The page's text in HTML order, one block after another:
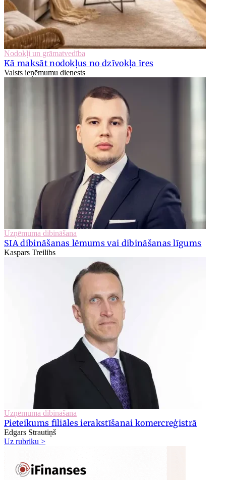
Nodokļi un grāmatvedība
Kā maksāt nodokļus no dzīvokļa īres
Valsts ieņēmumu dienests
Uzņēmuma dibināšana
SIA dibināšanas lēmums vai dibināšanas līgums
Kaspars Treilibs
Uzņēmuma dibināšana
Pieteikums filiāles ierakstīšanai komercreģistrā
Edgars Strautiņš
Uz rubriku >